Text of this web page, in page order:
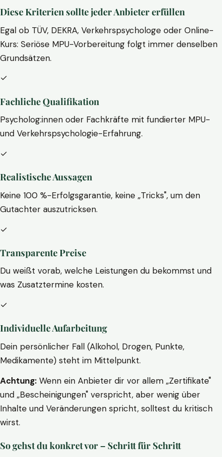
Diese Kriterien sollte jeder Anbieter erfüllen
Egal ob TÜV, DEKRA, Verkehrspsychologe oder Online-
Kurs: Seriöse MPU-Vorbereitung folgt immer denselben
Grundsätzen.
✓
Fachliche Qualifikation
Psycholog:innen oder Fachkräfte mit fundierter MPU-
und Verkehrspsychologie-Erfahrung.
✓
Realistische Aussagen
Keine 100 %-Erfolgsgarantie, keine „Tricks", um den
Gutachter auszutricksen.
✓
Transparente Preise
Du weißt vorab, welche Leistungen du bekommst und
was Zusatztermine kosten.
✓
Individuelle Aufarbeitung
Dein persönlicher Fall (Alkohol, Drogen, Punkte,
Medikamente) steht im Mittelpunkt.
Achtung: Wenn ein Anbieter dir vor allem „Zertifikate"
und „Bescheinigungen" verspricht, aber wenig über
Inhalte und Veränderungen spricht, solltest du kritisch
wirst.
So gehst du konkret vor – Schritt für Schritt